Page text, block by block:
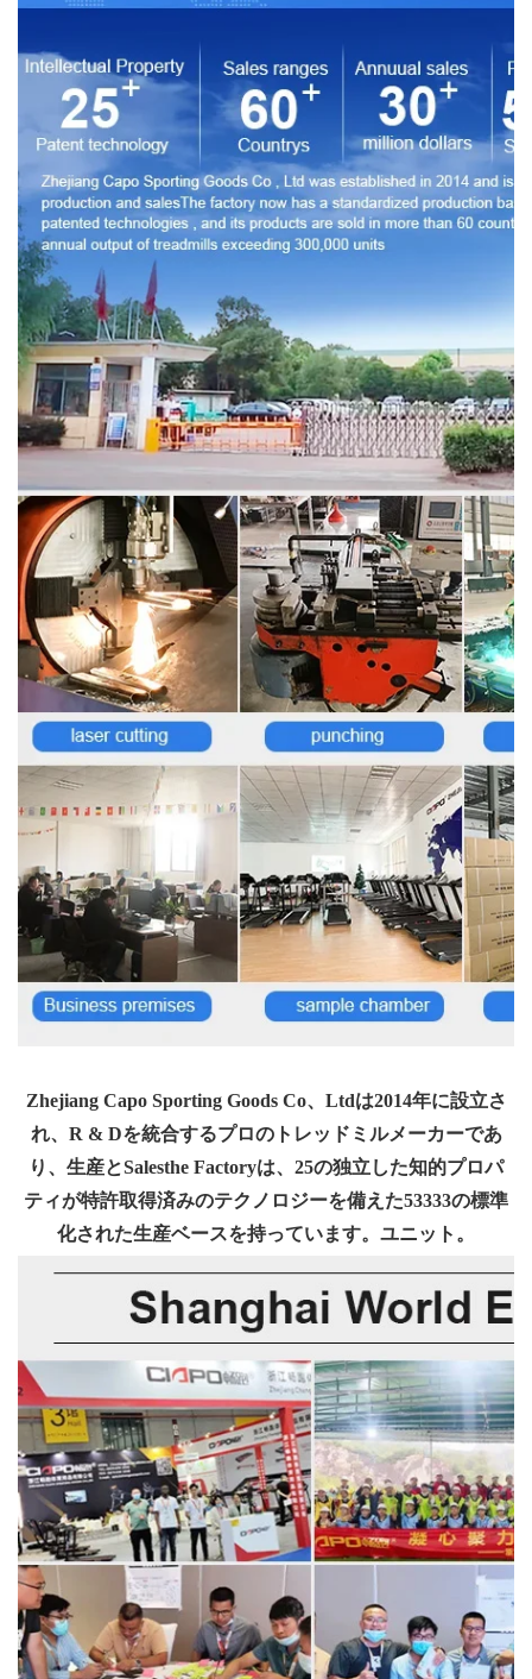
Zhejiang Capo Sporting Goods Co、Ltdは2014年に設立さ
れ、R & Dを統合するプロのトレッドミルメーカーであ
り、生産とSalesthe Factoryは、25の独立した知的プロパ
ティが特許取得済みのテクノロジーを備えた53333の標準